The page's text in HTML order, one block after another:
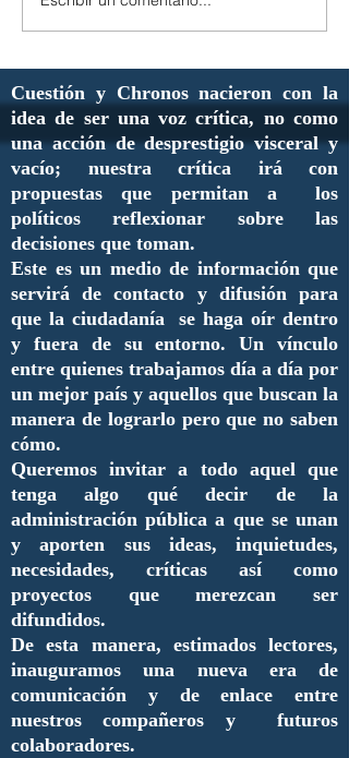
Cuestión y Chronos nacieron con la
idea de ser una voz crítica, no como
una acción de desprestigio visceral y
vacío; nuestra crítica irá con
propuestas que permitan a los
políticos reflexionar sobre las
decisiones que toman.
Este es un medio de información que
servirá de contacto y difusión para
que la ciudadanía se haga oír dentro
y fuera de su entorno. Un vínculo
entre quienes trabajamos día a día por
un mejor país y aquellos que buscan la
manera de lograrlo pero que no saben
cómo.
Queremos invitar a todo aquel que
tenga algo qué decir de la
administración pública a que se unan
y aporten sus ideas, inquietudes,
necesidades, críticas así como
proyectos que merezcan ser
difundidos.
De esta manera, estimados lectores,
inauguramos una nueva era de
comunicación y de enlace entre
nuestros compañeros y futuros
colaboradores.